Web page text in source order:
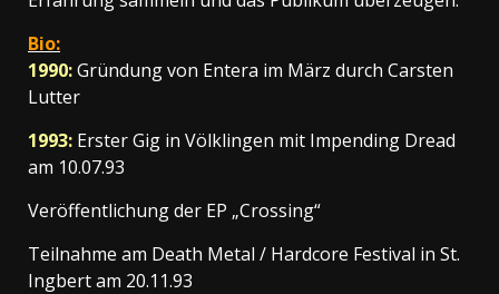
Bio:
1990:Gründung von Entera im März durch Carsten
Lutter
1993: Erster Gig in Völklingen mit Impending Dread
am 10.07.93
Veröffentlichung der EP „Crossing“
Teilnahme am Death Metal / Hardcore Festival in St.
Ingbert am 20.11.93